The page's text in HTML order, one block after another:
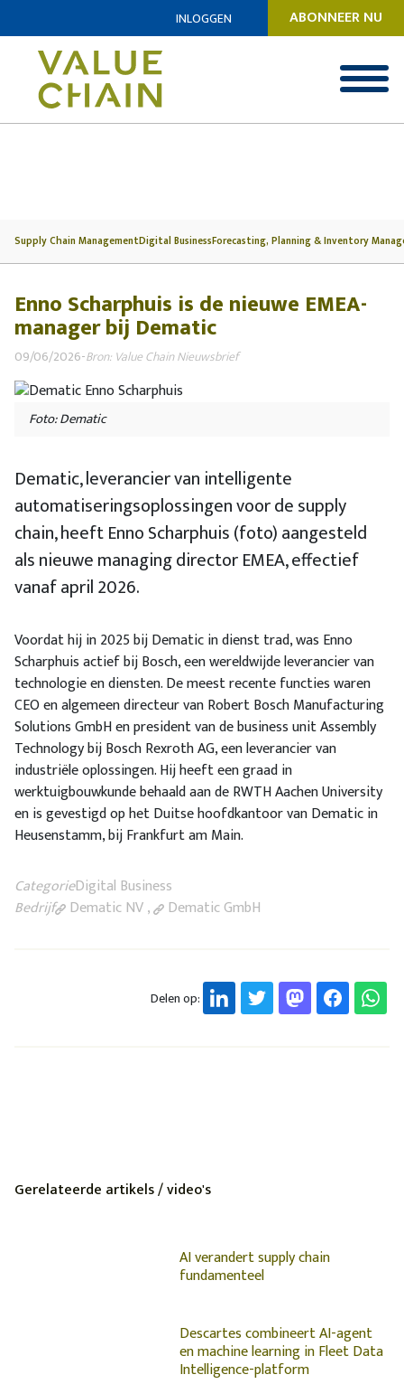
INLOGGEN ABONNEER NU
Supply Chain ManagementDigital BusinessForecasting, Planning & Inventory
Enno Scharphuis is de nieuwe EMEA-
manager bij Dematic
09/06/2026-Bron: Value Chain Nieuwsbrief
Foto: Dematic
Dematic, leverancier van intelligente
automatiseringsoplossingen voor de supply
chain, heeft Enno Scharphuis (foto) aangesteld
als nieuwe managing director EMEA, effectief
vanaf april 2026.
Voordat hij in 2025 bij Dematic in dienst trad, was Enno
Scharphuis actief bij Bosch, een wereldwijde leverancier van
technologie en diensten. De meest recente functies waren
CEO en algemeen directeur van Robert Bosch Manufacturing
Solutions GmbH en president van de business unit Assembly
Technology bij Bosch Rexroth AG, een leverancier van
industriële oplossingen. Hij heeft een graad in
werktuigbouwkunde behaald aan de RWTH Aachen University
en is gevestigd op het Duitse hoofdkantoor van Dematic in
Heusenstamm, bij Frankfurt am Main.
CategorieDigital Business
Bedrijf
Dematic NV, Dematic GmbH
Delen op:
Gerelateerde artikels / video's
AI verandert supply chain
fundamenteel
Descartes combineert AI-agent
en machine learning in Fleet Data
Intelligence-platform